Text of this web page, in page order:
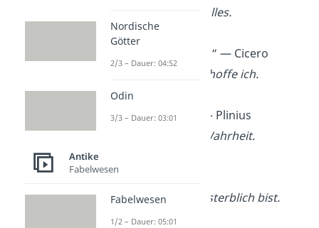
Die Liebe besiegt alles.
„Dum spiro, spero.“ — Cicero
Solange ich atme, hoffe ich.
„In vino veritas.“ — Plinius
Im Wein liegt die Wahrheit.
„Memento mori.“
Bedenke, dass du sterblich bist.
Nordische
Götter
2/3 – Dauer: 04:52
Odin
3/3 – Dauer: 03:01
Antike
Fabelwesen
Fabelwesen
1/2 – Dauer: 05:01